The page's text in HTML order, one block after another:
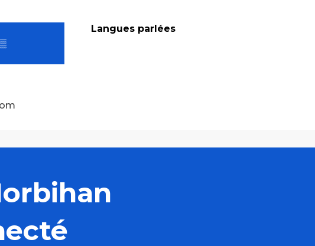
Langues parlées
Langues parlées